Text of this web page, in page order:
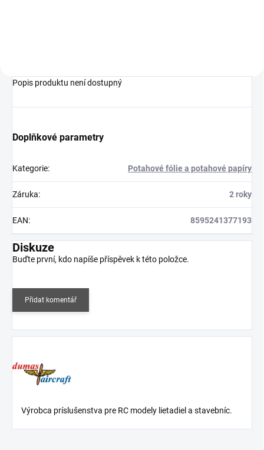
Popis produktu není dostupný
Doplňkové parametry
Kategorie: Potahové fólie a potahové papíry
Záruka: 2 roky
EAN: 8595241377193
Diskuze
Buďte první, kdo napíše příspěvek k této položce.
Přidat komentář
Výrobca príslušenstva pre RC modely lietadiel a stavebníc.